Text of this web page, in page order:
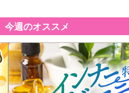
・お召し上がり方：栄養補助食品とし
ぬるま湯などでお召し上がりください。
・その他商品仕様：栄養成分表示：エ
質 0.0008g/脂質 0.0004g/炭水化物
塩相当量 0.00001g)
・注意事項：
●薬を服用している方、通院中の方は
今週のオススメ